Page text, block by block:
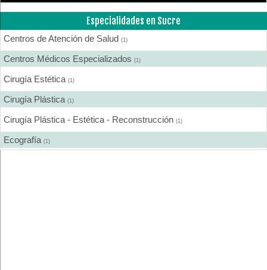
Especialidades en Sucre
Centros de Atención de Salud (1)
Centros Médicos Especializados (1)
Cirugía Estética (1)
Cirugía Plástica (1)
Cirugía Plástica - Estética - Reconstrucción (1)
Ecografía (1)